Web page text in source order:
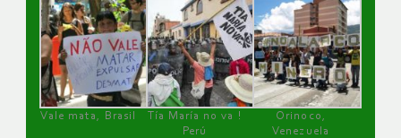
Vale mata, Brasil
Tía María no va !
Perú
Orinoco,
Venezuela